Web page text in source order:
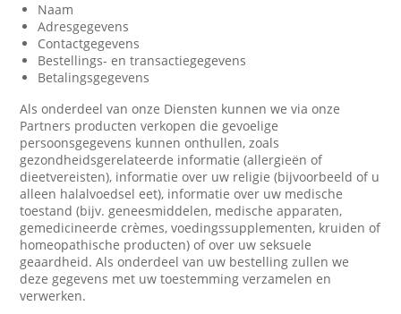
Naam
Adresgegevens
Contactgegevens
Bestellings- en transactiegegevens
Betalingsgegevens
Als onderdeel van onze Diensten kunnen we via onze
Partners producten verkopen die gevoelige
persoonsgegevens kunnen onthullen, zoals
gezondheidsgerelateerde informatie (allergieën of
dieetvereisten), informatie over uw religie (bijvoorbeeld of u
alleen halalvoedsel eet), informatie over uw medische
toestand (bijv. geneesmiddelen, medische apparaten,
gemedicineerde crèmes, voedingssupplementen, kruiden of
homeopathische producten) of over uw seksuele
geaardheid. Als onderdeel van uw bestelling zullen we
deze gegevens met uw toestemming verzamelen en
verwerken.